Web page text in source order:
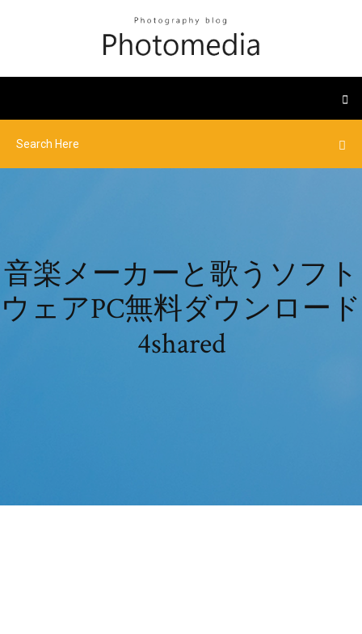
音楽メーカーと歌うソフト
ウェアPC無料ダウンロード
4shared